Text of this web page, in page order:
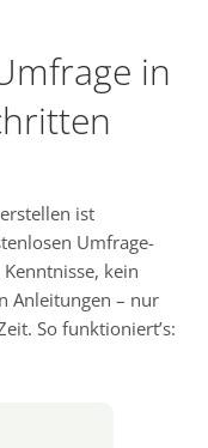
in
ist
Umfrage-
kein
Anleitungen – nur
So funktioniert’s: